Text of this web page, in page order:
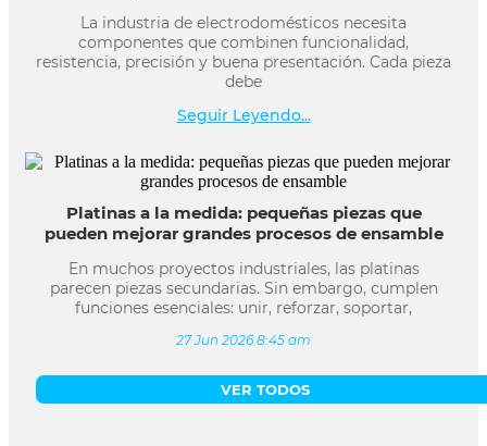
La industria de electrodomésticos necesita
componentes que combinen funcionalidad,
resistencia, precisión y buena presentación. Cada pieza
debe
Seguir Leyendo...
Platinas a la medida: pequeñas piezas que
pueden mejorar grandes procesos de ensamble
En muchos proyectos industriales, las platinas
parecen piezas secundarias. Sin embargo, cumplen
funciones esenciales: unir, reforzar, soportar,
27 Jun 2026 8:45 am
VER TODOS